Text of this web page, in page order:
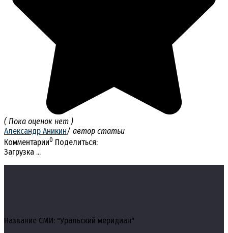
( Пока оценок нет )
Александр Аникин/ автор статьи
Комментарии0 Поделиться:
Загрузка ...
Название СМИ: "Уральский меридиан"